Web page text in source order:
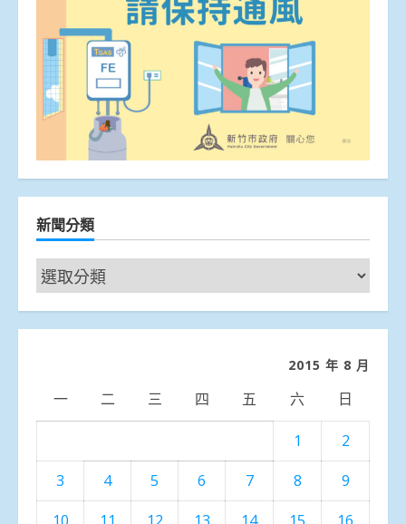
新聞分類
新
聞
分
2015 年 8 月
一 二 三 四 五 六 日
1
2
3
4 5 6 7 8
9